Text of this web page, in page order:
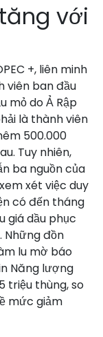
với
+, liên minh
viên ban đầu
mỏ do Ả Rập
là thành viên
500.000
Tuy nhiên,
ba nguồn của
xét việc duy
có đến tháng
giá dầu phục
Những đồn
lu mờ báo
Năng lượng
triệu thùng, so
mức giảm